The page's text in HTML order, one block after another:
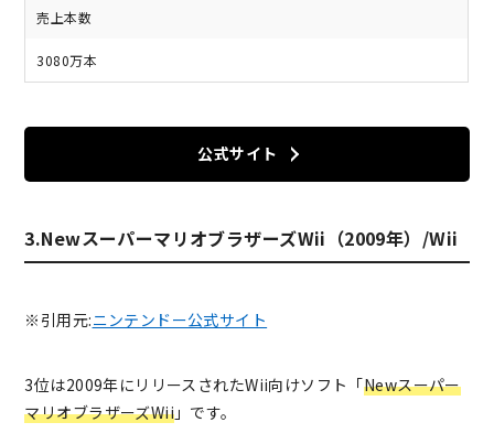
売上本数
3080万本
公式サイト
3.NewスーパーマリオブラザーズWii（2009年）/Wii
※引用元:ニンテンドー公式サイト
3位は2009年にリリースされたWii向けソフト「Newスーパー
マリオブラザーズWii 」です。